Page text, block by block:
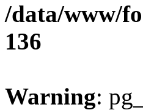
/data/www/
136
Warning: